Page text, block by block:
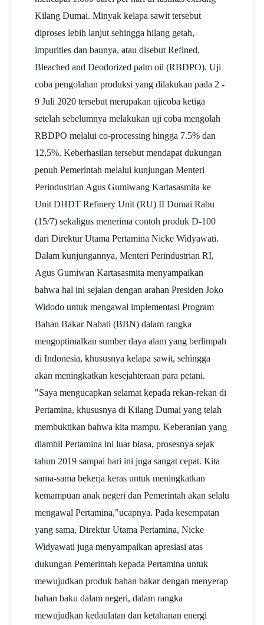
Kilang Dumai. Minyak kelapa sawittersebut
diproses lebih lanjut sehingga hilang getah,
impurities dan baunya, atau disebut Refined,
Bleached and Deodorized palm oil (RBDPO). Uji
coba pengolahan produksi yang dilakukan pada 2 -
9 Juli 2020 tersebut merupakan ujicoba ketiga
setelah sebelumnya melakukan uji coba mengolah
RBDPO melalui co-processing hingga 7.5% dan
12,5%. Keberhasilan tersebut mendapat dukungan
penuh Pemerintah melalui kunjungan Menteri
Perindustrian Agus Gumiwang Kartasasmita ke
Unit DHDT Refinery Unit (RU) II Dumai Rabu
(15/7) sekaligus menerima contoh produk D-100
dari Direktur Utama Pertamina Nicke Widyawati.
Dalam kunjungannya, Menteri Perindustrian RI,
Agus Gumiwan Kartasasmita menyampaikan
bahwa hal ini sejalan dengan arahan Presiden Joko
Widodo untuk mengawal implementasi Program
Bahan Bakar Nabati (BBN) dalam rangka
mengoptimalkan sumber daya alam yang berlimpah
di Indonesia, khususnya kelapa sawit, sehingga
akan meningkatkan kesejahteraan para petani.
"Saya mengucapkan selamat kepada rekan-rekan di
Pertamina, khususnya di Kilang Dumai yang telah
membuktikan bahwa kita mampu. Keberanian yang
diambil Pertamina ini luar biasa, prosesnya sejak
tahun 2019 sampai hari ini juga sangat cepat. Kita
sama-sama bekerja keras untuk meningkatkan
kemampuan anak negeri dan Pemerintah akan selalu
mengawal Pertamina,"ucapnya. Pada kesempatan
yang sama, Direktur Utama Pertamina, Nicke
Widyawati juga menyampaikan apresiasi atas
dukungan Pemerintah kepada Pertamina untuk
mewujudkan produk bahan bakar dengan menyerap
bahan baku dalam negeri, dalam rangka
mewujudkan kedaulatan dan ketahanan energi